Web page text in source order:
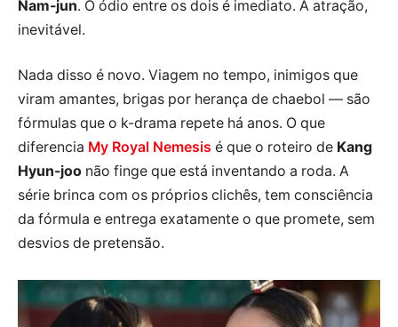
Nam-jun. O ódio entre os dois é imediato. A atração,
inevitável.
Nada disso é novo. Viagem no tempo, inimigos que
viram amantes, brigas por herança de chaebol — são
fórmulas que o k-drama repete há anos. O que
diferencia My Royal Nemesis é que o roteiro de Kang
Hyun-joo não finge que está inventando a roda. A
série brinca com os próprios clichês, tem consciência
da fórmula e entrega exatamente o que promete, sem
desvios de pretensão.